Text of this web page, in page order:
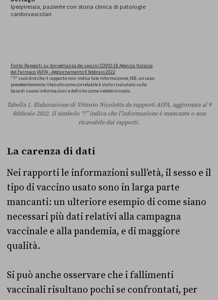
Tabella 1. Elaborazione di Vittorio Nicoletta da rapporti AIFA, aggiornata al 9
febbraio 2022. Il simbolo “?” indica che l’informazione è mancante o non
ricavabile dai rapporti.
La carenza di dati
Nei rapporti le informazioni sull’età, il sesso e il
tipo di vaccino usato sono in larga parte
mancanti: un ulteriore esempio di come siano
necessari più dati relativi alla campagna
vaccinale e alla pandemia, e di maggiore
qualità.
Si può anche osservare che i fallimenti
vaccinali risultano pochi se confrontati, per